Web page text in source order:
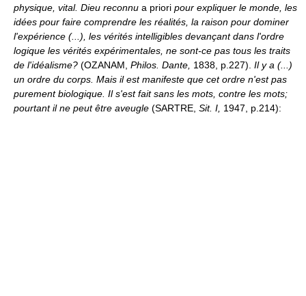
physique, vital. Dieu reconnu a priori pour expliquer le monde, les
idées pour faire comprendre les réalités, la raison pour dominer
l'expérience (...), les vérités intelligibles devançant dans l'ordre
logique les vérités expérimentales, ne sont-ce pas tous les traits
de l'idéalisme? (OZANAM, Philos. Dante, 1838, p.227). Il y a (...)
un ordre du corps. Mais il est manifeste que cet ordre n'est pas
purement biologique. Il s'est fait sans les mots, contre les mots;
pourtant il ne peut être aveugle (SARTRE, Sit. I, 1947, p.214):